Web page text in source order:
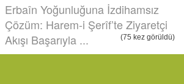
Erbaîn Yoğunluğuna İzdihamsız
Çözüm: Harem-i Şerîf’te Ziyaretçi
Akışı Başarıyla ...
(75 kez görüldü)